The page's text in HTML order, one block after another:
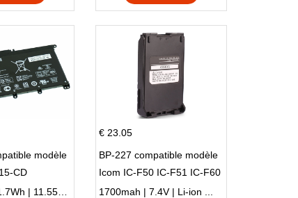
modèle
CD
€ 23.05
BP-227 compatible modèle
Icom IC-F50 IC-F51 IC-F60
IC-F61 IC-M87
1700mah | 7.4V | Li-ion ...